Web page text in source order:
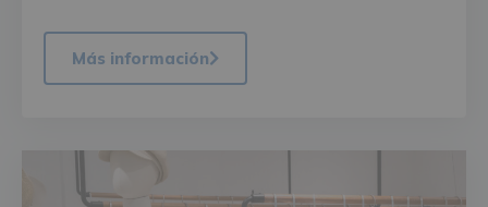
Más información